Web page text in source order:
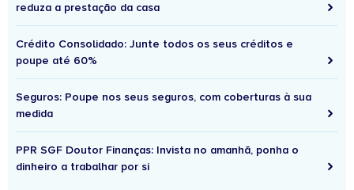
reduza a prestação da casa
Crédito Consolidado: Junte todos os seus créditos e
poupe até 60%
Seguros: Poupe nos seus seguros, com coberturas à sua
medida
PPR SGF Doutor Finanças: Invista no amanhã, ponha o
dinheiro a trabalhar por si